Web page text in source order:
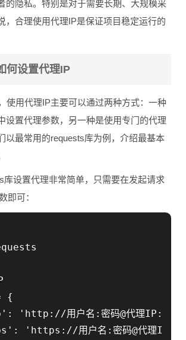
的隐私。特别是对于需要长期、大规模采
，合理使用代理IP是保证项目稳定运行的
何设置代理IP
使用代理IP主要可以通过两种方式：一种
设置代理参数，另一种是使用专门的代理
以最常用的requests库为例，介绍最基本
库设置代理非常简单，只需要在发起请求
即可：
{
'http://用户名:密码@代理IP:端口
'https://用户名:密码@代理IP:端